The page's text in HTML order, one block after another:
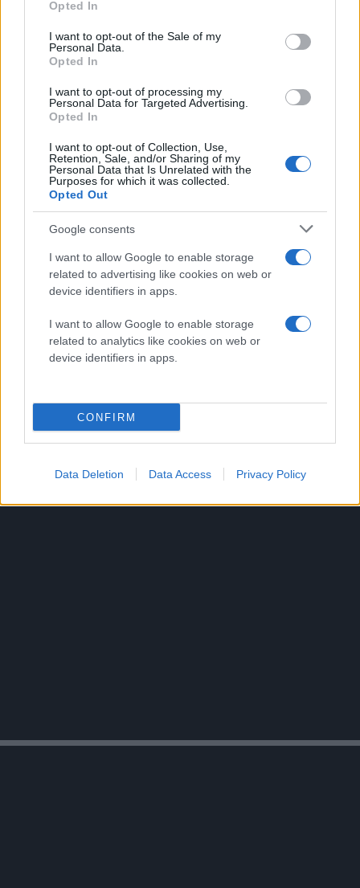
use your data for below specified purposes in below Google
consent section.
Opted In
I want to opt-out of the Sale of my
Personal Data.
Opted In
I want to opt-out of processing my
Personal Data for Targeted Advertising.
Opted In
I want to opt-out of Collection, Use,
Retention, Sale, and/or Sharing of my
Personal Data that Is Unrelated with the
Purposes for which it was collected.
Opted Out
Google consents
I want to allow Google to enable storage
related to advertising like cookies on web or
device identifiers in apps.
I want to allow Google to enable storage
related to analytics like cookies on web or
device identifiers in apps.
CONFIRM
Data Deletion Data Access Privacy Policy
Windows Phone Marketplace